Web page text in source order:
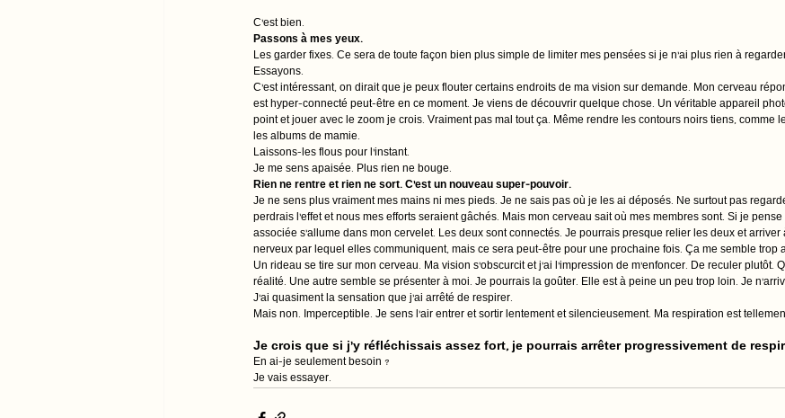
C’est bien.
Passons à mes yeux.
Les garder fixes. Ce sera de toute façon bien plus simple de limiter mes pensées si je n’ai plus rien à
Essayons.
C’est intéressant, on dirait que je peux flouter certains endroits de ma vision sur demande. Mon cerveau
est hyper-connecté peut-être en ce moment. Je viens de découvrir quelque chose. Un véritable appareil
point et jouer avec le zoom je crois. Vraiment pas mal tout ça. Même rendre les contours noirs tiens, comme
les albums de mamie.
Laissons-les flous pour l’instant.
Je me sens apaisée. Plus rien ne bouge.
Rien ne rentre et rien ne sort. C’est un nouveau super-pouvoir.
Je ne sens plus vraiment mes mains ni mes pieds. Je ne sais pas où je les ai déposés. Ne surtout pas
perdrais l’effet et nous mes efforts seraient gâchés. Mais mon cerveau sait où mes membres sont. Si je
associée s’allume dans mon cervelet. Les deux sont connectés. Je pourrais presque relier les deux et arriver
nerveux par lequel elles communiquent, mais ce sera peut-être pour une prochaine fois. Ça me semble trop
Un rideau se tire sur mon cerveau. Ma vision s’obscurcit et j’ai l’impression de m’enfoncer. De reculer plutôt.
réalité. Une autre semble se présenter à moi. Je pourrais la goûter. Elle est à peine un peu trop loin. Je
J’ai quasiment la sensation que j’ai arrêté de respirer.
Mais non. Imperceptible. Je sens l’air entrer et sortir lentement et silencieusement. Ma respiration est
Je crois que si j’y réfléchissais assez fort, je pourrais arrêter progressivement de
En ai-je seulement besoin ?
Je vais essayer.